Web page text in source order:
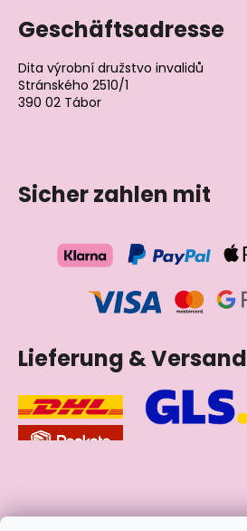
Geschäftsadresse
Dita výrobní družstvo invalidů
Stránského 2510/1
390 02 Tábor
Sicher zahlen mit
Lieferung & Versand